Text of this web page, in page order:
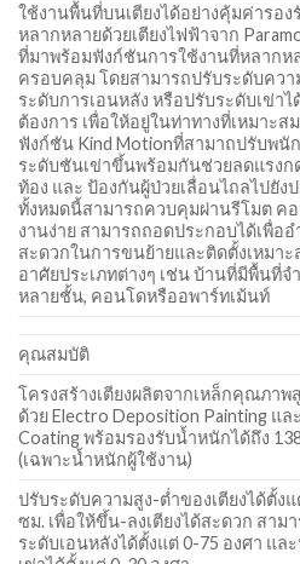
ใช้งานพื้นที่บนเตียงได้อย่างคุ้มค่ารอง
หลากหลายด้วยเตียงไฟฟ้าจาก
ที่มาพร้อมฟังก์ชันการใช้งานที่หลากห
ครอบคลุม โดยสามารถปรับระดับควา
ระดับการเอนหลัง หรือปรับระดับเข่า
ต้องการ เพื่อให้อยู่ในท่าทางที่เหมาะส
ฟังก์ชัน Kind Motionที่สามาถปรับพนั
ระดับชันเข่าขึ้นพร้อมกันช่วยลดแรงก
ท้อง และ ป้องกันผู้ป่วยเลื่อนไถลไปยังป
ทั้งหมดนี้สามารถควบคุมผ่านรีโมต ค
งานง่าย สามารถถอดประกอบได้เพื่อ
สะดวกในการขนย้ายและติดตั้งเหมา
อาศัยประเภทต่างๆ เช่น บ้านที่มีพื้นที่จ
หลายชั้น, คอนโดหรืออพาร์ทเม้นท์
คุณสมบัติ
โครงสร้างเตียงผลิตจากเหล็กคุณภาพ
ด้วย Electro Deposition Painting แล
Coating พร้อมรองรับน้ำหนักได้ถึง
(เฉพาะน้ำหนักผู้ใช้งาน)
ปรับระดับความสูง-ต่ำของเตียงได้ตั้งแ
ซม. เพื่อให้ขึ้น-ลงเตียงได้สะดวก สาม
ระดับเอนหลังได้ตั้งแต่ 0-75 องศา แล